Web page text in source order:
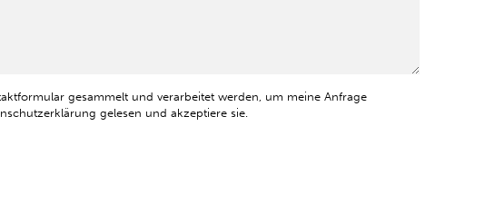
gesammelt und verarbeitet werden, um meine Anfrage
gelesen und akzeptiere sie.